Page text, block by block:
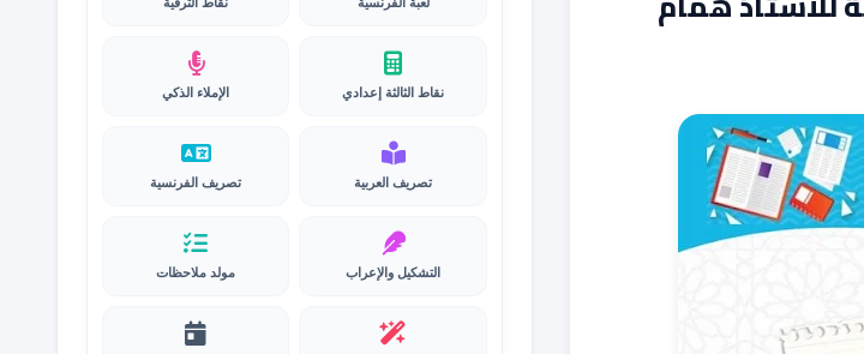
نقاط الثالثة إعدادي الإملاء الذكي
تصريف العربية تصريف الفرنسية
التشكيل والإعراب مولد ملاحظات